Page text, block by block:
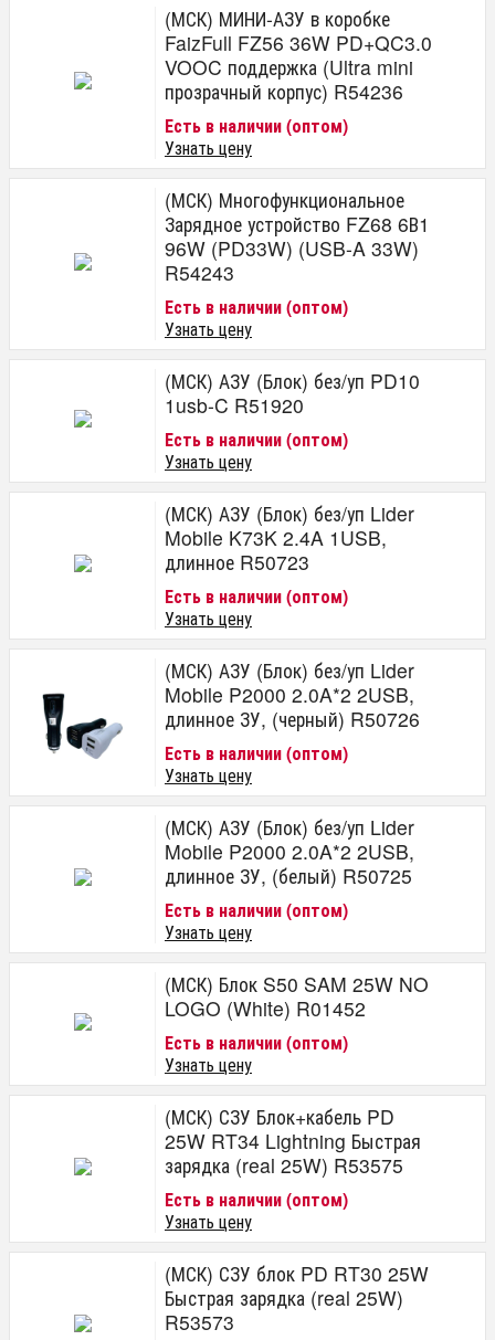
(МСК) МИНИ-АЗУ в коробке
FaizFull FZ56 36W PD+QC3.0
VOOC поддержка (Ultra mini
прозрачный корпус) R54236
Есть в наличии (оптом)
Узнать цену
(МСК) Многофункциональное
Зарядное устройство FZ68 6В1
96W (PD33W) (USB-A 33W)
R54243
Есть в наличии (оптом)
Узнать цену
(МСК) АЗУ (Блок) без/уп PD10
1usb-C R51920
Есть в наличии (оптом)
Узнать цену
(МСК) АЗУ (Блок) без/уп Lider
Mobile K73K 2.4A 1USB,
длинное R50723
Есть в наличии (оптом)
Узнать цену
(МСК) АЗУ (Блок) без/уп Lider
Mobile P2000 2.0A*2 2USB,
длинное ЗУ, (черный) R50726
Есть в наличии (оптом)
Узнать цену
(МСК) АЗУ (Блок) без/уп Lider
Mobile P2000 2.0A*2 2USB,
длинное ЗУ, (белый) R50725
Есть в наличии (оптом)
Узнать цену
(МСК) Блок S50 SAM 25W NO
LOGO (White) R01452
Есть в наличии (оптом)
Узнать цену
(МСК) СЗУ Блок+кабель PD
25W RT34 Lightning Быстрая
зарядка (real 25W) R53575
Есть в наличии (оптом)
Узнать цену
(МСК) СЗУ блок PD RT30 25W
Быстрая зарядка (real 25W)
R53573